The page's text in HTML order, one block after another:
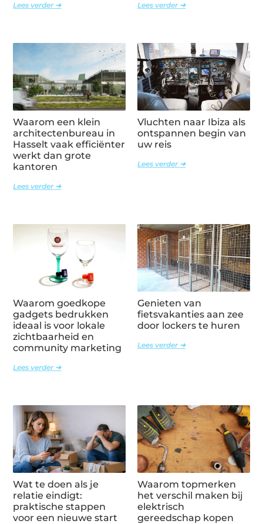
Lees verder ➜ Lees verder ➜
Waarom een klein
architectenbureau in
Hasselt vaak efficiënter
werkt dan grote
kantoren
Lees verder ➜
Vluchten naar Ibiza als
ontspannen begin van
uw reis
Lees verder ➜
Waarom goedkope
gadgets bedrukken
ideaal is voor lokale
zichtbaarheid en
community marketing
Lees verder ➜
Genieten van
fietsvakanties aan zee
door lockers te huren
Lees verder ➜
Wat te doen als je
relatie eindigt:
praktische stappen
voor een nieuwe start
Waarom topmerken
het verschil maken bij
elektrisch
gereedschap kopen